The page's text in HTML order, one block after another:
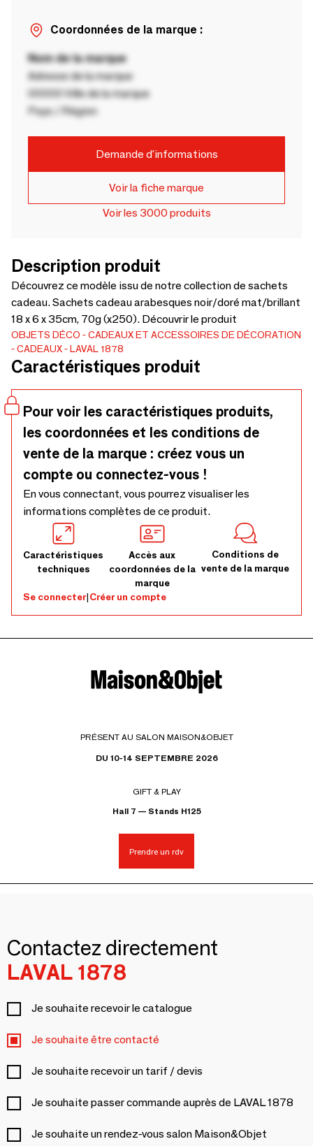
Coordonnées de la marque :
Nom de la marque
Adresse de la marque
00000 Ville de la marque
Pays / Région
Demande d'informations
Voir la fiche marque
Voir les 3000 produits
Description produit
Découvrez ce modèle issu de notre collection de sachets
cadeau. Sachets cadeau arabesques noir/doré mat/brillant
18 x 6 x 35cm, 70g (x250). Découvrir le produit
OBJETS DÉCO
CADEAUX ET ACCESSOIRES DE DÉCORATION
CADEAUX
LAVAL 1878
Caractéristiques produit
Pour voir les caractéristiques produits,
les coordonnées et les conditions de
vente de la marque : créez vous un
compte ou connectez-vous !
En vous connectant, vous pourrez visualiser les
informations complètes de ce produit.
Caractéristiques
techniques
Accès aux
coordonnées de la
marque
Conditions de
vente de la marque
Se connecter|Créer un compte
PRÉSENT AU SALON MAISON&OBJET
DU 10-14 SEPTEMBRE 2026
GIFT & PLAY
Hall 7 — Stands H125
Prendre un rdv
Contactez directement
LAVAL 1878
Je souhaite recevoir le catalogue
Je souhaite être contacté
Je souhaite recevoir un tarif / devis
Je souhaite passer commande auprès de LAVAL 1878
Je souhaite un rendez-vous salon Maison&Objet